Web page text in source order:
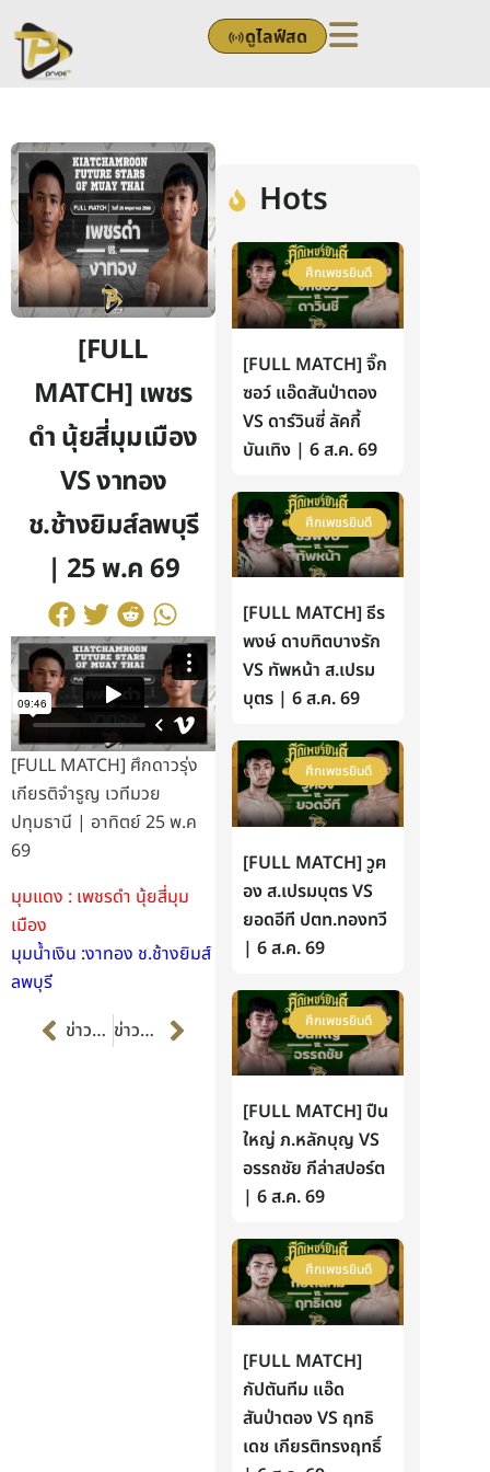
to
content
ดูไลฟ์สด
[FULL
MATCH] เพชร
ดำ นุ้ยสี่มุมเมือง
VS งาทอง
ช.ช้างยิมส์ลพบุรี
| 25 พ.ค 69
[FULL MATCH] ศึกดาวรุ่ง
เกียรติจำรูญ เวทีมวย
ปทุมธานี | อาทิตย์ 25 พ.ค
69
มุมแดง : เพชรดำ นุ้ยสี่มุม
เมือง
มุมน้ำเงิน :งาทอง ช.ช้างยิมส์
ลพบุรี
Prevข่าวก่อนหน้า ข่าวต่อไป Next
Hots
ศึกเพชรยินดี
[FULL MATCH] จิ๊ก
ซอว์ แอ๊ดสันป่าตอง
VS ดาร์วินซี่ ลัคกี้
บันเทิง | 6 ส.ค. 69
ศึกเพชรยินดี
[FULL MATCH] ธีร
พงษ์ ดาบทิตบางรัก
VS ทัพหน้า ส.เปรม
บุตร | 6 ส.ค. 69
ศึกเพชรยินดี
[FULL MATCH] วูฅ
อง ส.เปรมบุตร VS
ยอดอีที ปตท.ทองทวี
| 6 ส.ค. 69
ศึกเพชรยินดี
[FULL MATCH] ปืน
ใหญ่ ภ.หลักบุญ VS
อรรถชัย กีล่าสปอร์ต
| 6 ส.ค. 69
ศึกเพชรยินดี
[FULL MATCH]
กัปตันทีม แอ๊ด
สันป่าตอง VS ฤทธิ
เดช เกียรติทรงฤทธิ์